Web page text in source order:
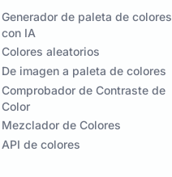
Generador de paleta de colores
con IA
Colores aleatorios
De imagen a paleta de colores
Comprobador de Contraste de
Color
Mezclador de Colores
API de colores